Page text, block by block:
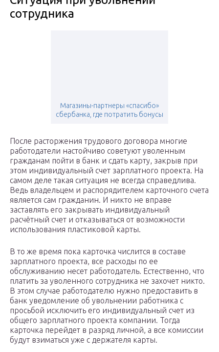
сотрудника
Магазины-партнеры «спасибо»
сбербанка, где потратить бонусы
После расторжения трудового договора многие
работодатели настойчиво советуют уволенным
гражданам пойти в банк и сдать карту, закрыв при
этом индивидуальный счет зарплатного проекта. На
самом деле такая ситуация не всегда справедлива.
Ведь владельцем и распорядителем карточного счета
является сам гражданин. И никто не вправе
заставлять его закрывать индивидуальный
расчётный счет и отказываться от возможности
использования пластиковой карты.
В то же время пока карточка числится в составе
зарплатного проекта, все расходы по ее
обслуживанию несет работодатель. Естественно, что
платить за уволенного сотрудника не захочет никто.
В этом случае работодателю нужно предоставить в
банк уведомление об увольнении работника с
просьбой исключить его индивидуальный счет из
общего зарплатного проекта компании. Тогда
карточка перейдет в разряд личной, а все комиссии
будут взиматься уже с держателя карты.